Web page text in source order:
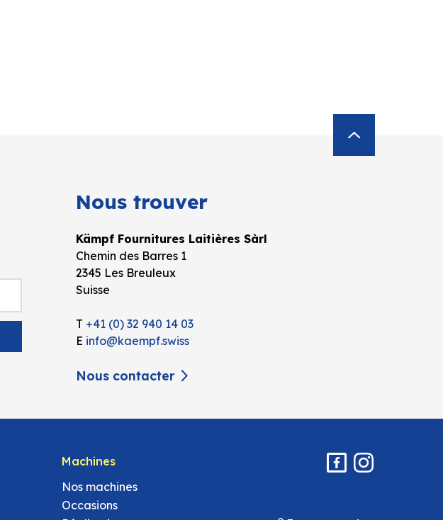
Nous trouver
Kämpf Fournitures Laitières Sàrl
Chemin des Barres 1
2345 Les Breuleux
Suisse
T +41 (0) 32 940 14 03
E info@kaempf.swiss
Nous contacter
Machines
Nos machines
Occasions